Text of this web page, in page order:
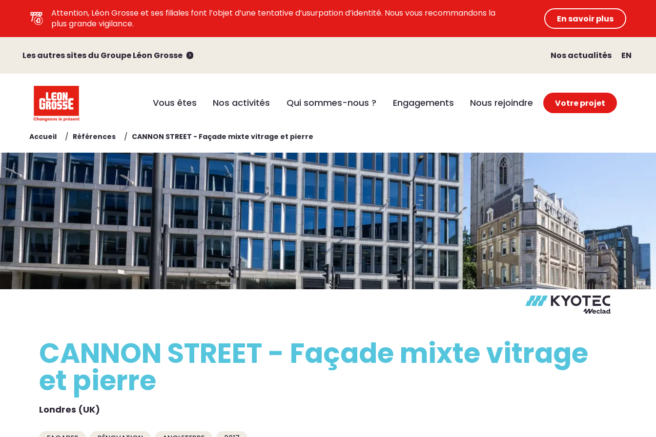
Attention, Léon Grosse et ses filiales font l’objet d’une tentative d’usurpation d’identité. Nous vous recommandons la
plus grande vigilance.
En savoir plus
Les autres sites du Groupe Léon Grosse Nos actualités EN
Votre projet
Vous êtes Nos activités Qui sommes-nous ? Engagements Nous rejoindre
Accueil / Références / CANNON STREET - Façade mixte vitrage et pierre
CANNON STREET - Façade mixte vitrage
et pierre
Londres (UK)